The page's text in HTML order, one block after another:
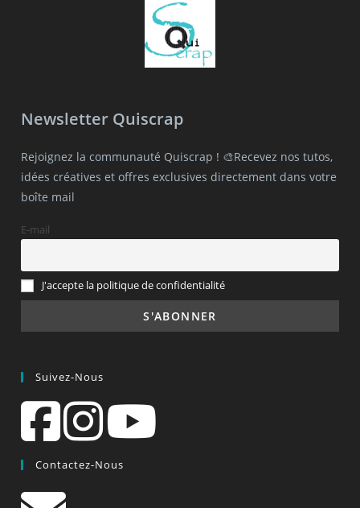
Newsletter Quiscrap
Rejoignez la communauté Quiscrap ! 🎨Recevez nos tutos,
idées créatives et offres exclusives directement dans votre
boîte mail
E-mail
J'accepte la politique de confidentialité
Suivez-Nous
Contactez-Nous